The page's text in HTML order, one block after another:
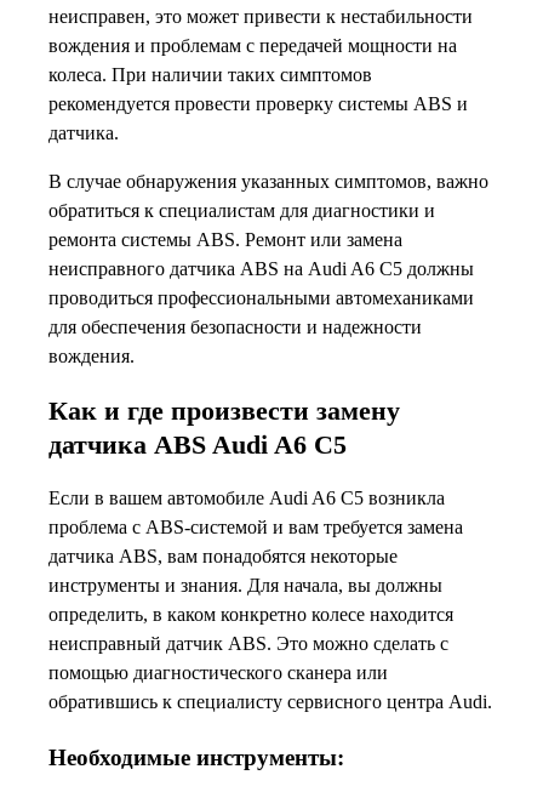
неисправен, это может привести к нестабильности
вождения и проблемам с передачей мощности на
колеса. При наличии таких симптомов
рекомендуется провести проверку системы ABS и
датчика.
В случае обнаружения указанных симптомов, важно
обратиться к специалистам для диагностики и
ремонта системы ABS. Ремонт или замена
неисправного датчика ABS на Audi A6 C5 должны
проводиться профессиональными автомеханиками
для обеспечения безопасности и надежности
вождения.
Как и где произвести замену
датчика ABS Audi A6 C5
Если в вашем автомобиле Audi A6 C5 возникла
проблема с ABS-системой и вам требуется замена
датчика ABS, вам понадобятся некоторые
инструменты и знания. Для начала, вы должны
определить, в каком конкретно колесе находится
неисправный датчик ABS. Это можно сделать с
помощью диагностического сканера или
обратившись к специалисту сервисного центра Audi.
Необходимые инструменты: